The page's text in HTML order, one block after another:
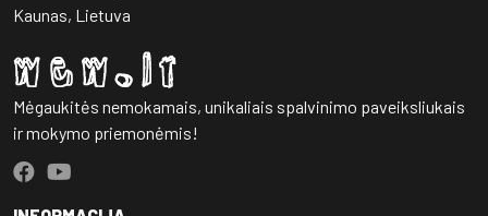
Kaunas, Lietuva
Mėgaukitės nemokamais, unikaliais spalvinimo paveiksliukais
ir mokymo priemonėmis!